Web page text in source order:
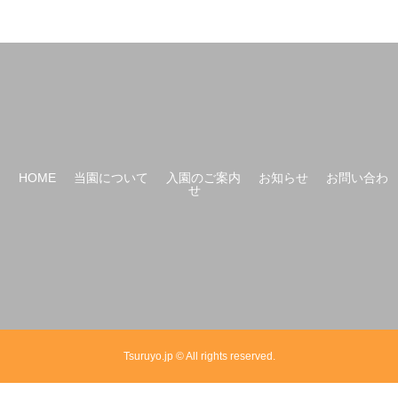
HOME 当園について 入園のご案内 お知らせ
お問い合わ
せ
Tsuruyo.jp © All rights reserved.